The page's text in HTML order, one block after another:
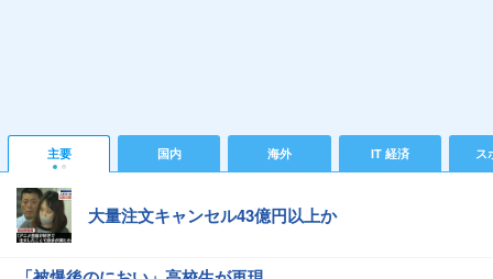
主要 国内 海外 IT 経済 ス
大量注文キャンセル43億円以上か